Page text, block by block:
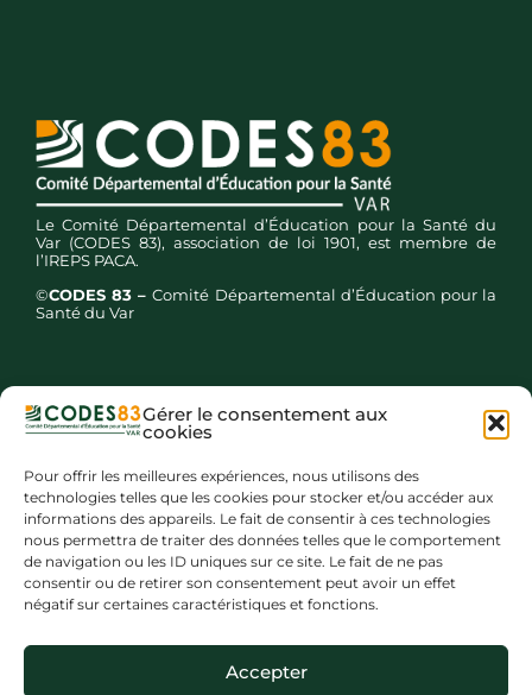
Gérer le consentement aux
cookies
Pour offrir les meilleures expériences, nous utilisons des
technologies telles que les cookies pour stocker et/ou accéder aux
informations des appareils. Le fait de consentir à ces technologies
nous permettra de traiter des données telles que le comportement
de navigation ou les ID uniques sur ce site. Le fait de ne pas
consentir ou de retirer son consentement peut avoir un effet
négatif sur certaines caractéristiques et fonctions.
Accepter
Le Comité Départemental d’Éducation pour la Santé du
Var (CODES 83), association de loi 1901, est membre de
l’IREPS PACA.
©CODES 83 –Comité Départemental d’Éducation pour la
Santé du Var
Inscription newsletters
Mentions légales